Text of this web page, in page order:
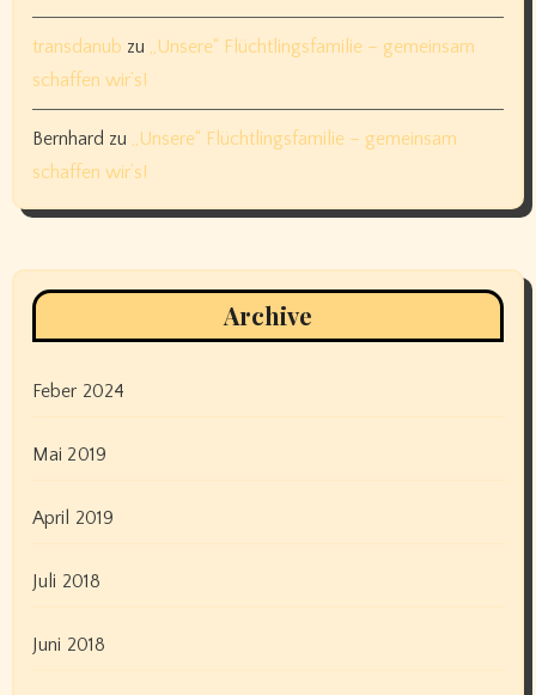
transdanub zu „Unsere“ Flüchtlingsfamilie – gemeinsam
schaffen wir’s!
Bernhard zu „Unsere“ Flüchtlingsfamilie – gemeinsam
schaffen wir’s!
Archive
Feber 2024
Mai 2019
April 2019
Juli 2018
Juni 2018